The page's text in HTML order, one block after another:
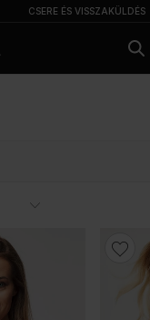
CSERE ÉS VISSZAKÜLDÉS